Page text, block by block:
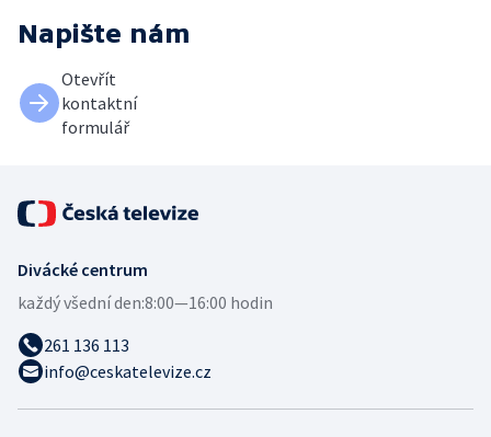
Napište nám
Otevřít
kontaktní
formulář
Divácké centrum
každý všední den:8:00—16:00 hodin
261 136 113
info@ceskatelevize.cz